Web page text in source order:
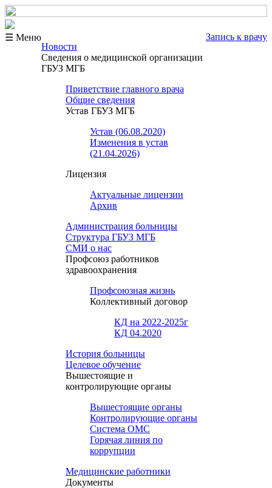
☰ Меню
Запись к врачу
Новости
Сведения о медицинской организации
ГБУЗ МГБ
Приветствие главного врача
Общие сведения
Устав ГБУЗ МГБ
Устав (06.08.2020)
Изменения в устав
(21.04.2026)
Лицензия
Актуальные лицензии
Архив
Администрация больницы
Структура ГБУЗ МГБ
СМИ о нас
Профсоюз работников
здравоохранения
Профсоюзная жизнь
Коллективный договор
КД на 2022-2025г
КД 04.2020
История больницы
Целевое обучение
Вышестоящие и
контролирующие органы
Вышестоящие органы
Контролирующие органы
Система ОМС
Горячая линия по
коррупции
Медицинские работники
Документы